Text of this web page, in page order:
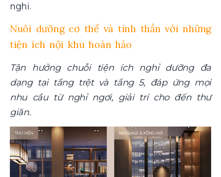
nghi.
Nuôi dưỡng cơ thể và tinh thần với những
tiện ích nội khu hoàn hảo
Tận hưởng chuỗi tiện ích nghỉ dưỡng đa
dạng tại tầng trệt và tầng 5, đáp ứng mọi
nhu cầu từ nghỉ ngơi, giải trí cho đến thư
giãn.